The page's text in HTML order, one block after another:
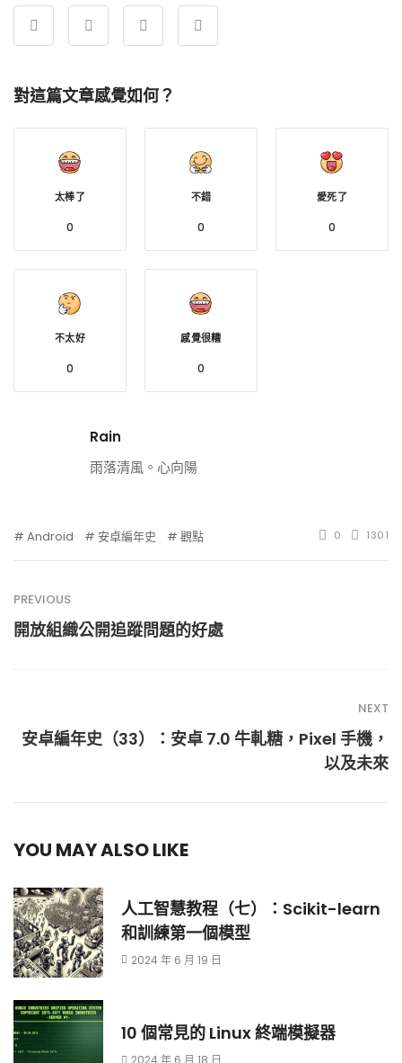
對這篇文章感覺如何？
太棒了
0
不錯
0
愛死了
0
不太好
0
感覺很糟
0
Rain
雨落清風。心向陽
Android 安卓編年史 觀點 0 1301
PREVIOUS
開放組織公開追蹤問題的好處
NEXT
安卓編年史（33）：安卓 7.0 牛軋糖，Pixel 手機，
以及未來
YOU MAY ALSO LIKE
人工智慧教程（七）：Scikit-learn
和訓練第一個模型
2024 年 6 月 19 日
10 個常見的 Linux 終端模擬器